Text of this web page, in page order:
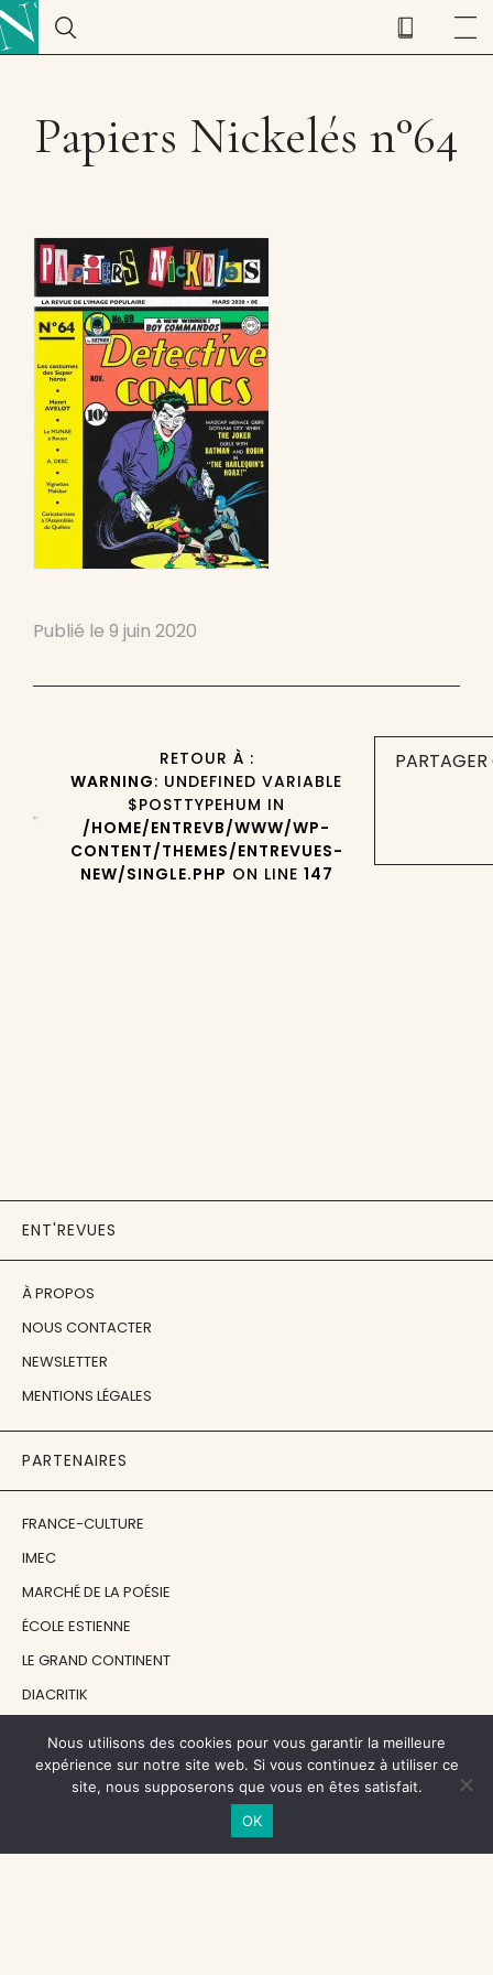
Papiers Nickelés n°64
Publié le 9 juin 2020
RETOUR À :
WARNING: UNDEFINED VARIABLE
$POSTTYPEHUM IN
/HOME/ENTREVB/WWW/WP-
CONTENT/THEMES/ENTREVUES-
NEW/SINGLE.PHP ON LINE 147
ENT'REVUES
À PROPOS
NOUS CONTACTER
NEWSLETTER
MENTIONS LÉGALES
PARTENAIRES
FRANCE-CULTURE
IMEC
MARCHÉ DE LA POÉSIE
ÉCOLE ESTIENNE
LE GRAND CONTINENT
DIACRITIK
NOS SOUTIENS
CENTRE NATIONAL DU LIVRE
Nous utilisons des cookies pour vous garantir la meilleure
expérience sur notre site web. Si vous continuez à utiliser ce
site, nous supposerons que vous en êtes satisfait.
OK